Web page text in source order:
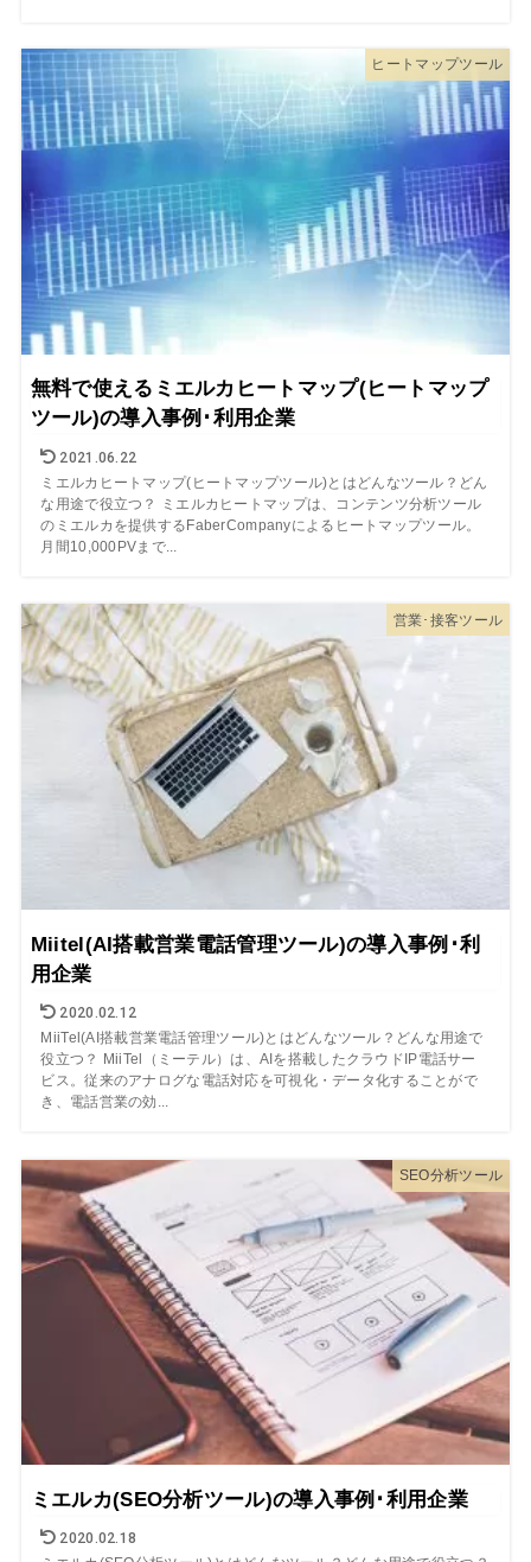
ヒートマップツール
無料で使えるミエルカヒートマップ(ヒートマップ
ツール)の導入事例･利用企業
2021.06.22
ミエルカヒートマップ(ヒートマップツール)とはどんなツール？どん
な用途で役立つ？ ミエルカヒートマップは、コンテンツ分析ツール
のミエルカを提供するFaberCompanyによるヒートマップツール。
月間10,000PVまで...
営業･接客ツール
Miitel(AI搭載営業電話管理ツール)の導入事例･利
用企業
2020.02.12
MiiTel(AI搭載営業電話管理ツール)とはどんなツール？どんな用途で
役立つ？ MiiTel（ミーテル）は、AIを搭載したクラウドIP電話サー
ビス。従来のアナログな電話対応を可視化・データ化することがで
き、電話営業の効...
SEO分析ツール
ミエルカ(SEO分析ツール)の導入事例･利用企業
2020.02.18